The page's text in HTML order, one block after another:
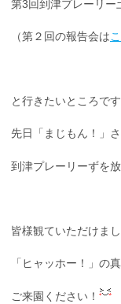
第3回到津プレーリー
（第２回の報告会は
と行きたいところで
先日「まじもん！」
到津プレーリーずを
皆様観ていただけま
「ヒャッホー！」の
ご来園ください！